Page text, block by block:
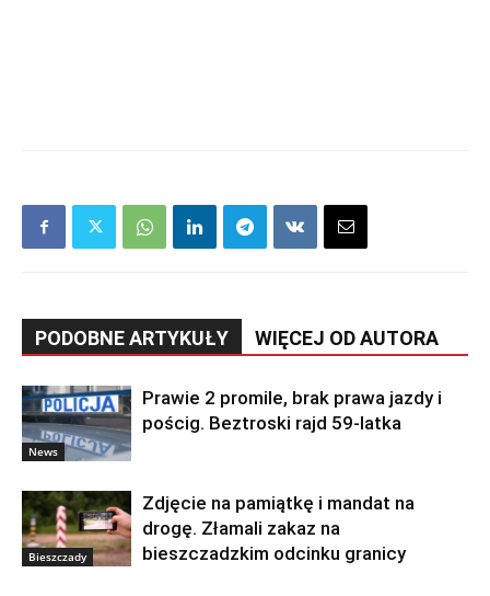
PODOBNE ARTYKUŁY WIĘCEJ OD AUTORA
News
Prawie 2 promile, brak prawa jazdy i
pościg. Beztroski rajd 59-latka
Bieszczady
Zdjęcie na pamiątkę i mandat na
drogę. Złamali zakaz na
bieszczadzkim odcinku granicy